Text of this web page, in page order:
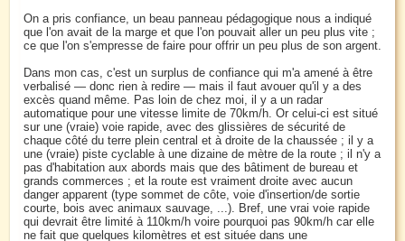
On a pris confiance, un beau panneau pédagogique nous a indiqué
que l'on avait de la marge et que l'on pouvait aller un peu plus vite ;
ce que l'on s'empresse de faire pour offrir un peu plus de son argent.
Dans mon cas, c'est un surplus de confiance qui m'a amené à être
verbalisé — donc rien à redire — mais il faut avouer qu'il y a des
excès quand même. Pas loin de chez moi, il y a un radar
automatique pour une vitesse limite de 70km/h. Or celui-ci est situé
sur une (vraie) voie rapide, avec des glissières de sécurité de
chaque côté du terre plein central et à droite de la chaussée ; il y a
une (vraie) piste cyclable à une dizaine de mètre de la route ; il n'y a
pas d'habitation aux abords mais que des bâtiment de bureau et
grands commerces ; et la route est vraiment droite avec aucun
danger apparent (type sommet de côte, voie d'insertion/de sortie
courte, bois avec animaux sauvage, ...). Bref, une vrai voie rapide
qui devrait être limité à 110km/h voire pourquoi pas 90km/h car elle
ne fait que quelques kilomètres et est située dans une